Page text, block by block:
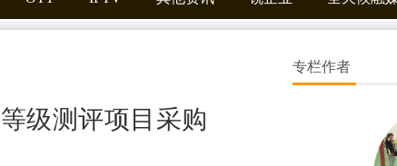
级测评项目采购
专栏作者